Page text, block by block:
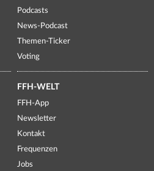
Podcasts
News-Podcast
Themen-Ticker
Voting
FFH-WELT
FFH-App
Newsletter
Kontakt
Frequenzen
Jobs